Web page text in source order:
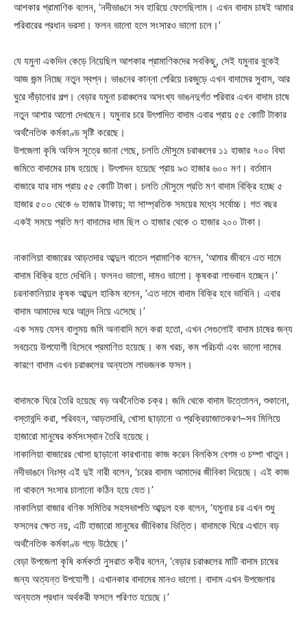
আশকার প্রামাণিক বলেন, ‘নদীভাঙনে সব হারিয়ে ফেলেছিলাম। এখন বাদাম চাষই আমার
পরিবারের প্রধান ভরসা। ফলন ভালো হলে সংসারও ভালো চলে।’
যে যমুনা একদিন কেড়ে নিয়েছিল আশকার প্রামাণিকদের সবকিছু, সেই যমুনার বুকেই
আজ জন্ম নিচ্ছে নতুন স্বপ্ন। ভাঙনের কান্না পেরিয়ে চরজুড়ে এখন বাদামের সুবাস, আর
ঘুরে দাঁড়ানোর গল্প। বেড়ার যমুনা চরাঞ্চলের অসংখ্য ভাঙনদুর্গত পরিবার এখন বাদাম চাষে
নতুন আশার আলো দেখছেন। যমুনার চরে উৎপাদিত বাদাম এবার প্রায় ৫৫ কোটি টাকার
অর্থনৈতিক কর্মকাণ্ড সৃষ্টি করেছে।
উপজেলা কৃষি অফিস সূত্রে জানা গেছে, চলতি মৌসুমে চরাঞ্চলের ১১ হাজার ৭০০ বিঘা
জমিতে বাদামের চাষ হয়েছে। উৎপাদন হয়েছে প্রায় ৯৩ হাজার ৬০০ মণ। বর্তমান
বাজারে যার দাম প্রায় ৫৫ কোটি টাকা। চলতি মৌসুমে প্রতি মণ বাদাম বিক্রি হচ্ছে ৫
হাজার ৫০০ থেকে ৬ হাজার টাকায়; যা সাম্প্রতিক সময়ের মধ্যে সর্বোচ্চ। গত বছর
একই সময়ে প্রতি মণ বাদামের দাম ছিল ৩ হাজার থেকে ৩ হাজার ২০০ টাকা।
নাকালিয়া বাজারের আড়তদার আব্দুল বাতেন প্রামাণিক বলেন, ‘আমার জীবনে এত দামে
বাদাম বিক্রি হতে দেখিনি। ফলনও ভালো, দামও ভালো। কৃষকরা লাভবান হচ্ছেন।’
চরনাকালিয়ার কৃষক আব্দুল হাকিম বলেন, ‘এত দামে বাদাম বিক্রি হবে ভাবিনি। এবার
বাদাম আমাদের ঘরে আনন্দ নিয়ে এসেছে।’
এক সময় যেসব বালুময় জমি অনাবাদি মনে করা হতো, এখন সেগুলোই বাদাম চাষের জন্য
সবচেয়ে উপযোগী হিসেবে প্রমাণিত হয়েছে। কম খরচ, কম পরিচর্যা এবং ভালো দামের
কারণে বাদাম এখন চরাঞ্চলের অন্যতম লাভজনক ফসল।
বাদামকে ঘিরে তৈরি হয়েছে বড় অর্থনৈতিক চক্র। জমি থেকে বাদাম উত্তোলন, শুকানো,
বস্তাবন্দি করা, পরিবহন, আড়তদারি, খোসা ছাড়ানো ও প্রক্রিয়াজাতকরণ–সব মিলিয়ে
হাজারো মানুষের কর্মসংস্থান তৈরি হয়েছে।
নাকালিয়া বাজারের খোসা ছাড়ানো কারখানায় কাজ করেন বিলকিস বেগম ও চম্পা খাতুন।
নদীভাঙনে নিঃস্ব এই দুই নারী বলেন, ‘চরের বাদাম আমাদের জীবিকা দিয়েছে। এই কাজ
না থাকলে সংসার চালানো কঠিন হয়ে যেত।’
নাকালিয়া বাজার বণিক সমিতির সহসভাপতি আব্দুল হক বলেন, ‘যমুনার চর এখন শুধু
ফসলের ক্ষেত নয়, এটি হাজারো মানুষের জীবিকার ভিত্তি। বাদামকে ঘিরে এখানে বড়
অর্থনৈতিক কর্মকাণ্ড গড়ে উঠেছে।’
বেড়া উপজেলা কৃষি কর্মকর্তা নুসরাত কবীর বলেন, ‘বেড়ার চরাঞ্চলের মাটি বাদাম চাষের
জন্য অত্যন্ত উপযোগী। এখানকার বাদামের মানও ভালো। বাদাম এখন উপজেলার
অন্যতম প্রধান অর্থকরী ফসলে পরিণত হয়েছে।’